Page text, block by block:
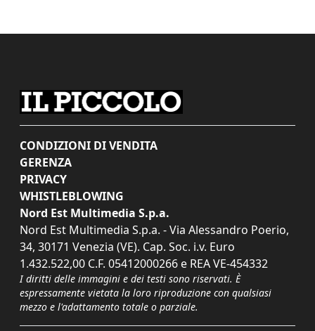
CONDIZIONI DI VENDITA
GERENZA
PRIVACY
WHISTLEBLOWING
Nord Est Multimedia S.p.a.
Nord Est Multimedia S.p.a. - Via Alessandro Poerio,
34, 30171 Venezia (VE). Cap. Soc. i.v. Euro
1.432.522,00 C.F. 05412000266 e REA VE-454332
I diritti delle immagini e dei testi sono riservati. È
espressamente vietata la loro riproduzione con qualsiasi
mezzo e l'adattamento totale o parziale.